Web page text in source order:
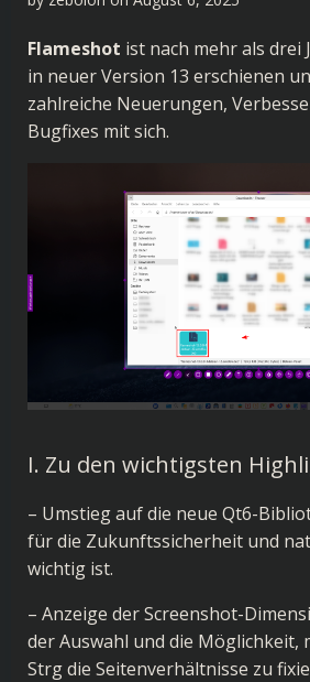
Flameshot ist nach mehr als drei
in neuer Version 13 erschienen
zahlreiche Neuerungen,
Bugfixes mit sich.
I. Zu den wichtigsten
– Umstieg auf die neue Qt6-
für die Zukunftssicherheit und
wichtig ist.
– Anzeige der Screenshot-
der Auswahl und die Möglichkeit,
Strg die Seitenverhältnisse zu